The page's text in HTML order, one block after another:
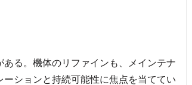
る。機体のリファインも、メインテナ
ションと持続可能性に焦点を当ててい